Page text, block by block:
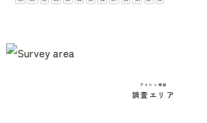
アイシン探偵
調査エリア